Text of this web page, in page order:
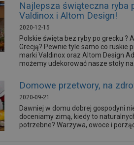
Najlepsza świąteczna ryba
Valdinox i Altom Design!
2020-12-15
Polskie święta bez ryby po grecku ?
Grecją? Pewnie tyle samo co ruskie
marki Valdinox oraz Altom Design
możemy udekorować nasze stoły
Domowe przetwory, na
2020-09-21
Dawniej w domu dobrej gospodyni
doceniamy zimą, kiedy to
potrzebne? Warzywa, owoce i